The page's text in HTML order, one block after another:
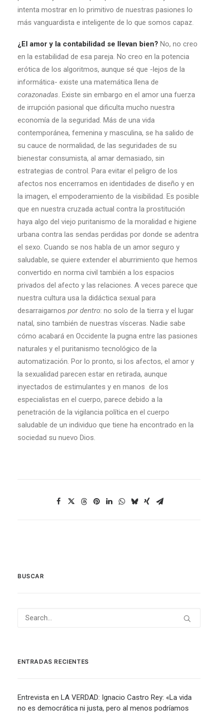
intenta mostrar en lo primitivo de nuestras pasiones lo
más vanguardista e inteligente de lo que somos capaz.
¿El amor y la contabilidad se llevan bien? No, no creo
en la estabilidad de esa pareja. No creo en la potencia
erótica de los algoritmos, aunque sé que -lejos de la
informática- existe una matemática llena de
corazonadas. Existe sin embargo en el amor una fuerza
de irrupción pasional que dificulta mucho nuestra
economía de la seguridad. Más de una vida
contemporánea, femenina y masculina, se ha salido de
su cauce de normalidad, de las seguridades de su
bienestar consumista, al amar demasiado, sin
estrategias de control. Para evitar el peligro de los
afectos nos encerramos en identidades de diseño y en
la imagen, el empoderamiento de la visibilidad. Es posible
que en nuestra cruzada actual contra la prostitución
haya algo del viejo puritanismo de la moralidad e higiene
urbana contra las sendas perdidas por donde se adentra
el sexo. Cuando se nos habla de un amor seguro y
saludable, se quiere extender el aburrimiento que hemos
convertido en norma civil también a los espacios
privados del afecto y las relaciones. A veces parece que
nuestra cultura usa la didáctica sexual para
desarraigarnos por dentro: no solo de la tierra y el lugar
natal, sino también de nuestras vísceras. Nadie sabe
cómo acabará en Occidente la pugna entre las pasiones
naturales y el puritanismo tecnológico de la
automatización. Por lo pronto, si los afectos, el amor y
la sexualidad parecen estar en retirada, aunque
inyectados de estimulantes y en manos de los
especialistas en el cuerpo, parece debido a la
penetración de la vigilancia política en el cuerpo
saludable de un individuo que tiene ha encontrado en la
sociedad su nuevo Dios.
BUSCAR
ENTRADAS RECIENTES
Entrevista en LA VERDAD: Ignacio Castro Rey: «La vida
no es democrática ni justa, pero al menos podríamos